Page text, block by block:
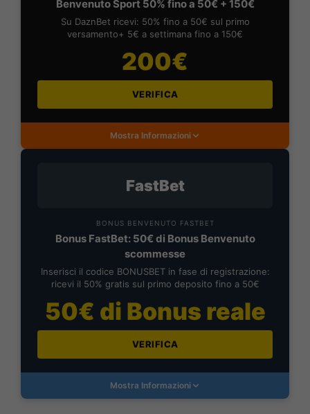
Benvenuto Sport 50% fino a 50€ + 150€
Su DaznBet ricevi: 50% fino a 50€ sul primo
versamento+ 5€ a settimana fino a 150€
200€
VERIFICA
Mostra Informazioni
FastBet
BONUS BENVENUTO FASTBET
Bonus FastBet: 50€ di Bonus Benvenuto
scommesse
Inserisci il codice BONUSBET in fase di registrazione:
ricevi il 50% gratis sul primo deposito fino a 50€
50€ di Bonus reale
VERIFICA
Mostra Informazioni